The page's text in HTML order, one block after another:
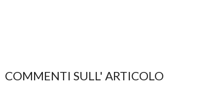
COMMENTI SULL' ARTICOLO